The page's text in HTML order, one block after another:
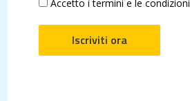
Accetto i termini e le condizioni